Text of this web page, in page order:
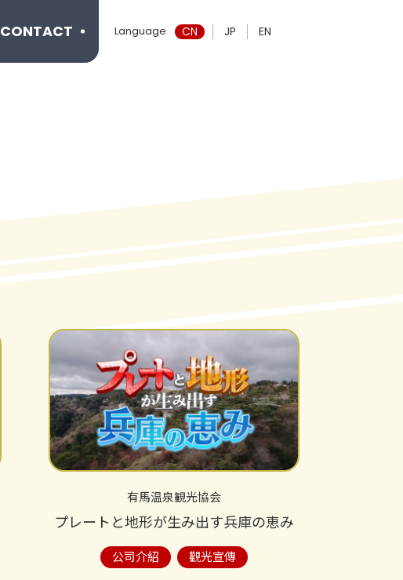
CONTACT Language CN JP EN
有馬温泉観光協会
プレートと地形が生み出す兵庫の恵み
公司介紹 觀光宣傳